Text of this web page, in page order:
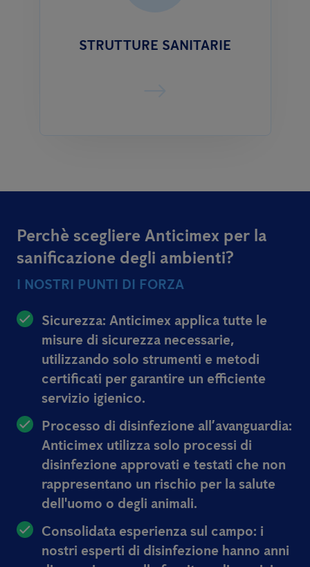
STRUTTURE SANITARIE
Perchè scegliere Anticimex per la
sanificazione degli ambienti?
I NOSTRI PUNTI DI FORZA
Sicurezza: Anticimex applica tutte le
misure di sicurezza necessarie,
utilizzando solo strumenti e metodi
certificati per garantire un efficiente
servizio igienico.
Processo di disinfezione all’avanguardia:
Anticimex utilizza solo processi di
disinfezione approvati e testati che non
rappresentano un rischio per la salute
dell'uomo o degli animali.
Consolidata esperienza sul campo: i
nostri esperti di disinfezione hanno anni